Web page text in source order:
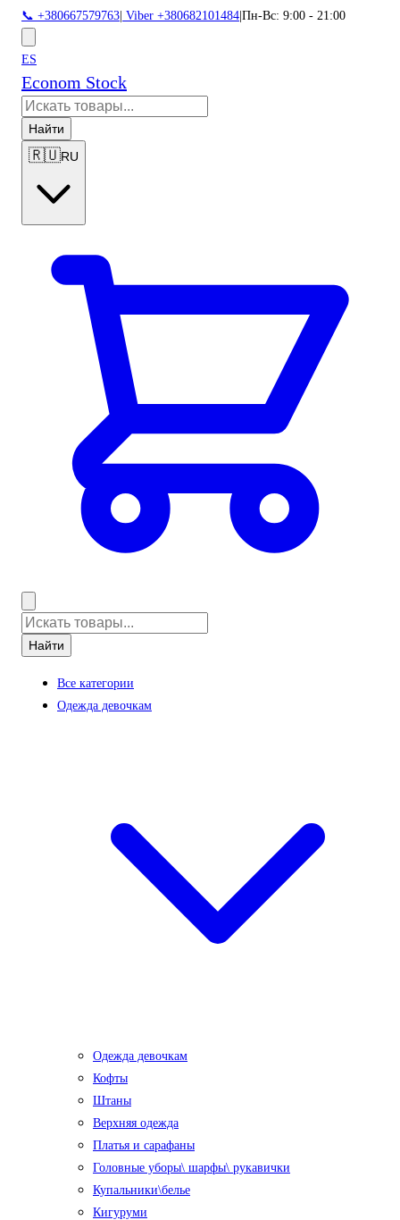
📞 +380667579763 Viber +380682101484 Пн-Вс: 9:00 - 21:00
ES
Econom Stock
Найти
🇷🇺RU
Найти
Все категории
Одежда девочкам
Одежда девочкам
Кофты
Штаны
Верхняя одежда
Платья и сарафаны
Головные уборы\ шарфы\ рукавички
Купальники\белье
Кигуруми